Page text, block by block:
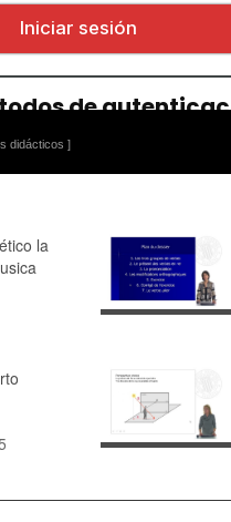
Le
du
13:03 ·
Luz
Cuadro:
11:57 ·